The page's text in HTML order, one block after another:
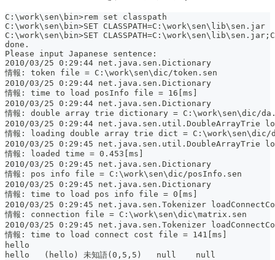
C:\work\sen\bin>rem set classpath
C:\work\sen\bin>SET CLASSPATH=C:\work\sen\lib\sen.jar
C:\work\sen\bin>SET
done.
Please input Japanese sentence:
2010/03/25 0:29:44 net.java.sen.Dictionary
情報: token file = C:\work\sen\dic/token.sen
2010/03/25 0:29:44 net.java.sen.Dictionary
情報: time to load posInfo file = 16[ms]
2010/03/25 0:29:44 net.java.sen.Dictionary
情報: double array trie dictionary = C:\work\sen\dic/
2010/03/25 0:29:44 net.java.sen.util.DoubleArrayTrie
情報: loading double array trie dict = C:\work\sen\dic/
2010/03/25 0:29:45 net.java.sen.util.DoubleArrayTrie
情報: loaded time = 0.453[ms]
2010/03/25 0:29:45 net.java.sen.Dictionary
情報: pos info file = C:\work\sen\dic/posInfo.sen
2010/03/25 0:29:45 net.java.sen.Dictionary
情報: time to load pos info file = 0[ms]
2010/03/25 0:29:45 net.java.sen.Tokenizer
情報: connection file = C:\work\sen\dic\matrix.sen
2010/03/25 0:29:45 net.java.sen.Tokenizer
情報: time to load connect cost file = 141[ms]
hello
hello   (hello) 未知語(0,5,5)   null    null